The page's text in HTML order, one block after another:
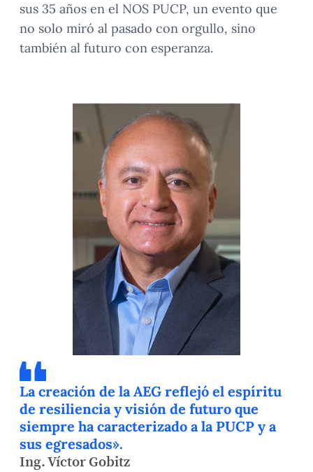
sus 35 años en el NOS PUCP, un evento que
no solo miró al pasado con orgullo, sino
también al futuro con esperanza.
La creación de la AEG reflejó el espíritu
de resiliencia y visión de futuro que
siempre ha caracterizado a la PUCP y a
sus egresados».
Ing. Víctor Gobitz